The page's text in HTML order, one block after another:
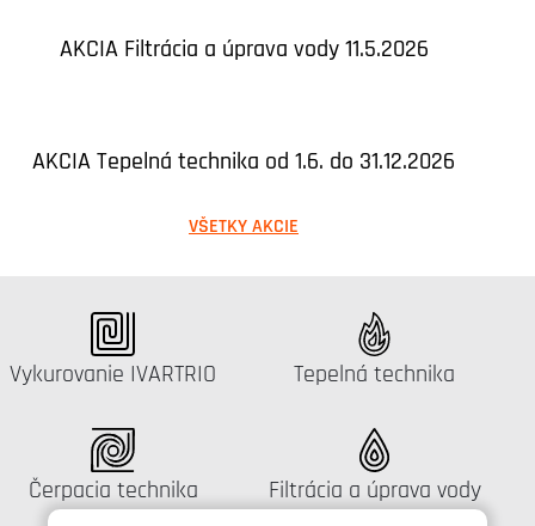
AKCIA Filtrácia a úprava vody 11.5.2026
AKCIA Tepelná technika od 1.6. do 31.12.2026
VŠETKY AKCIE
Katalógus:
Vykurovanie IVARTRIO Katalógus:
Tepelná technika
Katalógus:
Čerpacia technika Katalógus:
Filtrácia a úprava vody